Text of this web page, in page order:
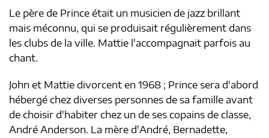
Le père de Prince était un musicien de jazz brillant
mais méconnu, qui se produisait régulièrement dans
les clubs de la ville. Mattie l'accompagnait parfois au
chant.
John et Mattie divorcent en 1968 ; Prince sera d'abord
hébergé chez diverses personnes de sa famille avant
de choisir d'habiter chez un de ses copains de classe,
André Anderson. La mère d'André, Bernadette,